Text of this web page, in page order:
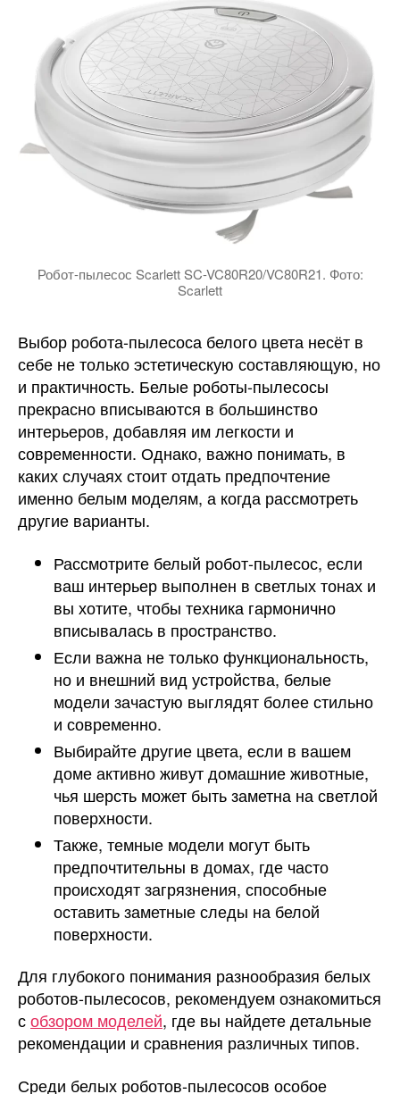
Робот-пылесос Scarlett SC-VC80R20/VC80R21. Фото:
Scarlett
Выбор робота-пылесоса белого цвета несёт в
себе не только эстетическую составляющую, но
и практичность. Белые роботы-пылесосы
прекрасно вписываются в большинство
интерьеров, добавляя им легкости и
современности. Однако, важно понимать, в
каких случаях стоит отдать предпочтение
именно белым моделям, а когда рассмотреть
другие варианты.
Рассмотрите белый робот-пылесос, если
ваш интерьер выполнен в светлых тонах и
вы хотите, чтобы техника гармонично
вписывалась в пространство.
Если важна не только функциональность,
но и внешний вид устройства, белые
модели зачастую выглядят более стильно
и современно.
Выбирайте другие цвета, если в вашем
доме активно живут домашние животные,
чья шерсть может быть заметна на светлой
поверхности.
Также, темные модели могут быть
предпочтительны в домах, где часто
происходят загрязнения, способные
оставить заметные следы на белой
поверхности.
Для глубокого понимания разнообразия белых
роботов-пылесосов, рекомендуем ознакомиться
собзором моделей, где вы найдете детальные
рекомендации и сравнения различных типов.
Среди белых роботов-пылесосов особое